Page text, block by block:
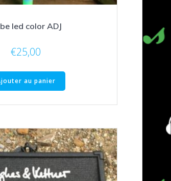
led color ADJ
€25,00
au panier